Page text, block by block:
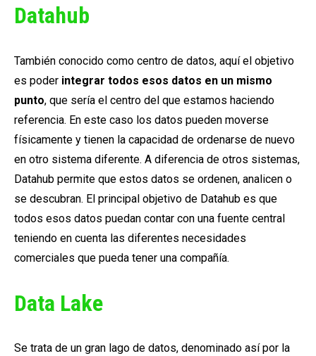
Datahub
También conocido como centro de datos, aquí el objetivo
es poder integrar todos esos datos en un mismo
punto, que sería el centro del que estamos haciendo
referencia. En este caso los datos pueden moverse
físicamente y tienen la capacidad de ordenarse de nuevo
en otro sistema diferente. A diferencia de otros sistemas,
Datahub permite que estos datos se ordenen, analicen o
se descubran. El principal objetivo de Datahub es que
todos esos datos puedan contar con una fuente central
teniendo en cuenta las diferentes necesidades
comerciales que pueda tener una compañía.
Data Lake
Se trata de un gran lago de datos, denominado así por la